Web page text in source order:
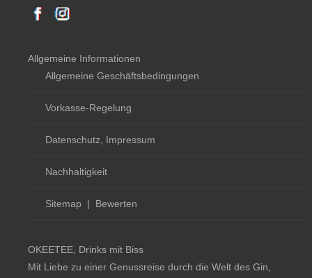
Allgemeine Informationen
Allgemeine Geschäftsbedingungen
Vorkasse-Regelung
Datenschutz, Impressum
Nachhaltigkeit
Sitemap | Bewerten
OKEETEE, Drinks mit Biss
Mit Liebe zu einer Genussreise durch die Welt des Gin,